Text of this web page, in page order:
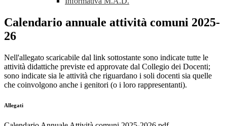
Calendario annuale attività comuni 2025-
26
Nell'allegato scaricabile dal link sottostante sono indicate tutte le
attività didattiche previste ed approvate dal Collegio dei Docenti;
sono indicate sia le attività che riguardano i soli docenti sia quelle
che coinvolgono anche i genitori (o i loro rappresentanti).
Allegati